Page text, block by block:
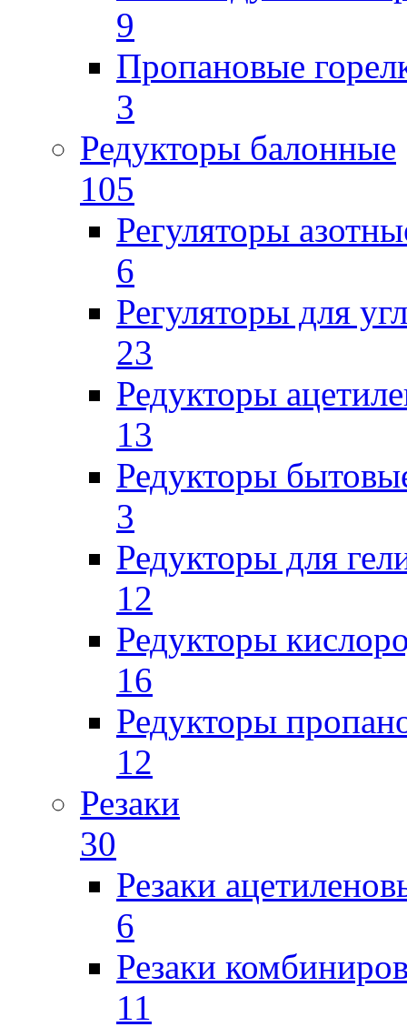
9
Пропановые
3
Редукторы балонные
105
Регуляторы
6
Регуляторы для
23
Редукторы
13
Редукторы
3
Редукторы для
12
Редукторы
16
Редукторы
12
Резаки
30
Резаки
6
Резаки
11